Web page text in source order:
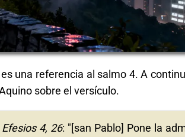
una referencia al salmo 4. A
sobre el versículo.
4, 26: "[san Pablo] Pone la